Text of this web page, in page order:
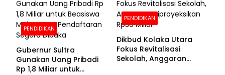
PENDIDIKAN
Gubernur Sultra
Gunakan Uang Pribadi
Rp 1,8 Miliar untuk
PENDIDIKAN
Dikbud Kolaka Utara
Fokus Revitalisasi
Sekolah, Anggaran